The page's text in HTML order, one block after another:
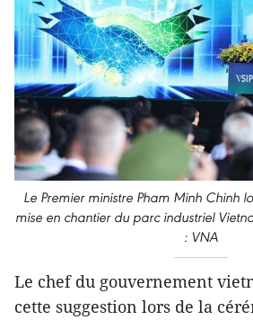
Le Premier ministre Pham Minh Chinh
mise en chantier du parc industriel
: VNA
Le chef du gouvernement
cette suggestion lors de la